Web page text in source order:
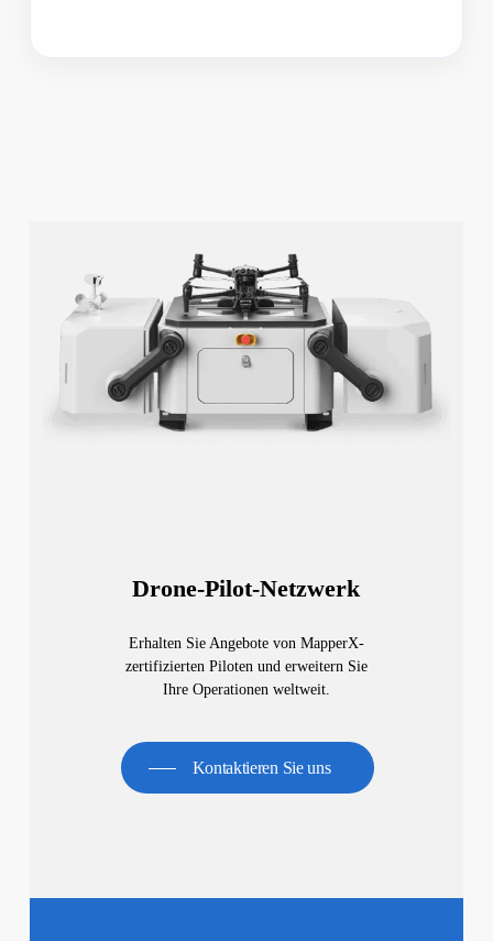
Drone-Pilot-Netzwerk
Erhalten Sie Angebote von MapperX-
zertifizierten Piloten und erweitern Sie
Ihre Operationen weltweit.
Kontaktieren Sie uns